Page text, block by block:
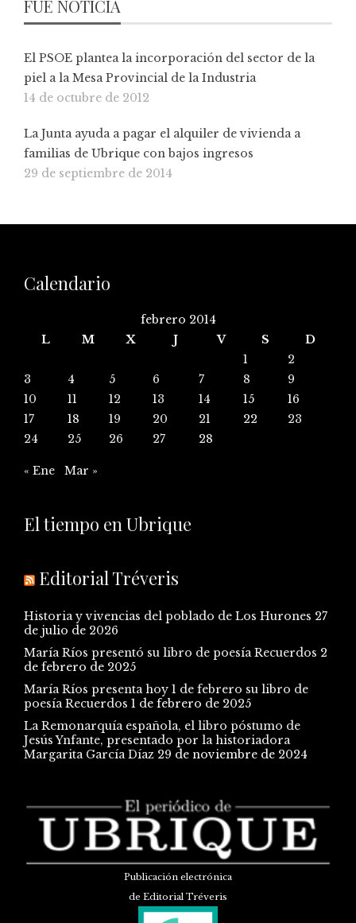
FUE NOTICIA
El PSOE plantea la incorporación del sector de la
piel a la Mesa Provincial de la Industria
14 de octubre de 2012
La Junta ayuda a pagar el alquiler de vivienda a
familias de Ubrique con bajos ingresos
29 de septiembre de 2014
Calendario
febrero 2014
L
M X J V S
D
1
2
3
4 5 6 7 8
9
10
11 12 13 14 15
16
17
18 19 20 21 22
23
24
25 26 27 28
« Ene Mar »
El tiempo en Ubrique
Editorial Tréveris
Historia y vivencias del poblado de Los Hurones 27
de julio de 2026
María Ríos presentó su libro de poesía Recuerdos 2
de febrero de 2025
María Ríos presenta hoy 1 de febrero su libro de
poesía Recuerdos 1 de febrero de 2025
La Remonarquía española, el libro póstumo de
Jesús Ynfante, presentado por la historiadora
Margarita García Díaz 29 de noviembre de 2024
Publicación electrónica
de Editorial Tréveris